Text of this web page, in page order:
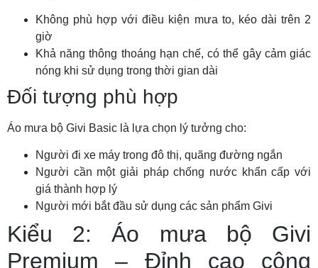
Không phù hợp với điều kiện mưa to, kéo dài trên 2
giờ
Khả năng thông thoáng hạn chế, có thể gây cảm giác
nóng khi sử dụng trong thời gian dài
Đối tượng phù hợp
Áo mưa bộ Givi Basic là lựa chọn lý tưởng cho:
Người đi xe máy trong đô thị, quãng đường ngắn
Người cần một giải pháp chống nước khẩn cấp với
giá thành hợp lý
Người mới bắt đầu sử dụng các sản phẩm Givi
Kiểu 2: Áo mưa bộ Givi
Premium – Đỉnh cao công